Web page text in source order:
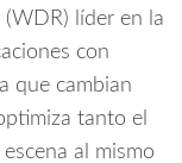
líder en la
con
que cambian
tanto el
al mismo